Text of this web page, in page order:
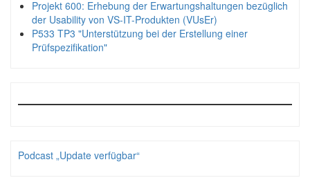
Projekt 600: Erhebung der Erwartungshaltungen bezüglich
der Usability von VS-IT-Produkten (VUsEr)
P533 TP3 "Unterstützung bei der Erstellung einer
Prüfspezifikation"
Podcast „Update verfügbar“